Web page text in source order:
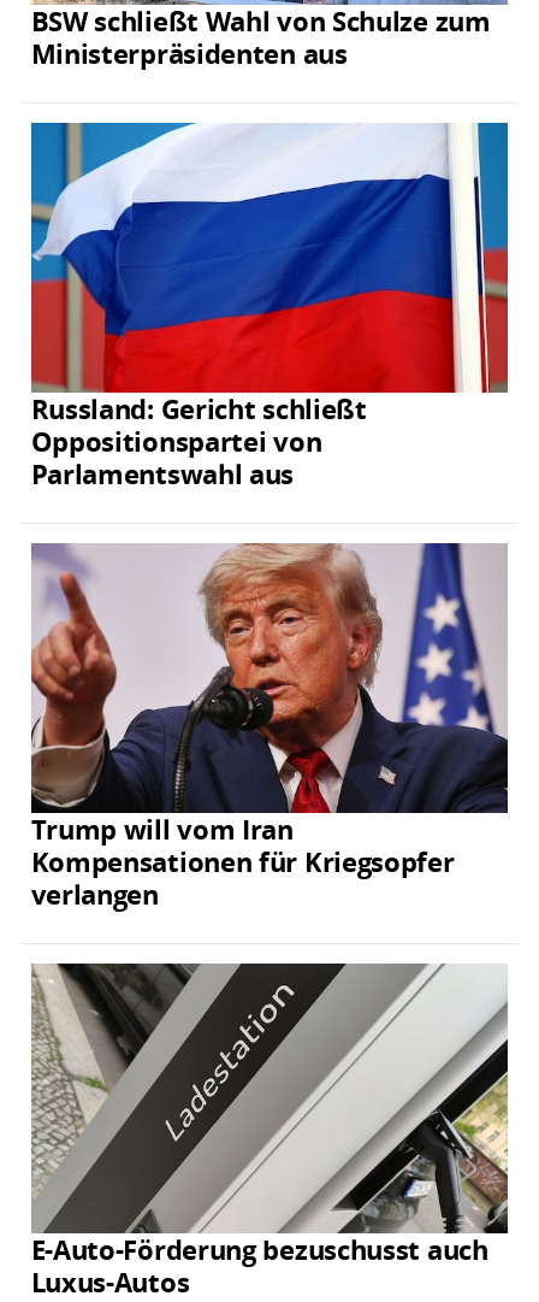
BSW schließt Wahl von Schulze zum
Ministerpräsidenten aus
Russland: Gericht schließt
Oppositionspartei von
Parlamentswahl aus
Trump will vom Iran
Kompensationen für Kriegsopfer
verlangen
E-Auto-Förderung bezuschusst auch
Luxus-Autos